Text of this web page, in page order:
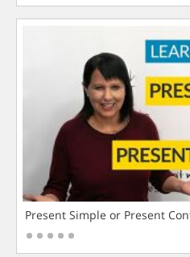
Present Simple or Present